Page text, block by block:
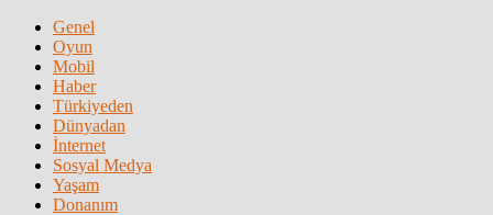
Genel
Oyun
Mobil
Haber
Türkiyeden
Dünyadan
İnternet
Sosyal Medya
Yaşam
Donanım